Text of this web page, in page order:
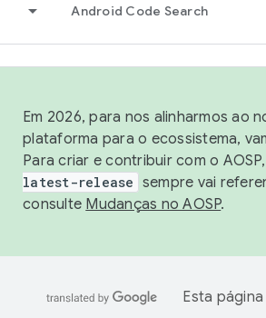
Android Code Search
Em 2026, para nos alinharmos ao
plataforma para o ecossistema,
Para criar e contribuir com o
latest-release sempre vai
consulte Mudanças no AOSP.
Esta